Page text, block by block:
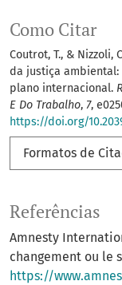
Como Citar
Coutrot, T., & Nizzoli,
da justiça
plano internacional.
E Do Trabalho, 7,
https://doi.org/
Formatos de
Referências
Amnesty
changement ou le
https://